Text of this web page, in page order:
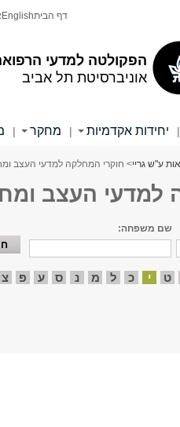
הפקולטה למדעי
אוניברסיטת תל אביב
דף הביתEnglish
| יחידות אקדמיות | מחקר |
ע"ש גריי> חוקרי המחלקה למדעי העצב
העצב
שם משפחה:
ט י כ ל מ נ ס ע פ צ